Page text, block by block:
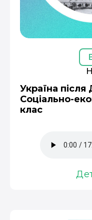
Україна після
Соціально-
клас